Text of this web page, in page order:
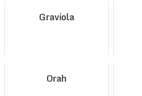
Graviola
Orah